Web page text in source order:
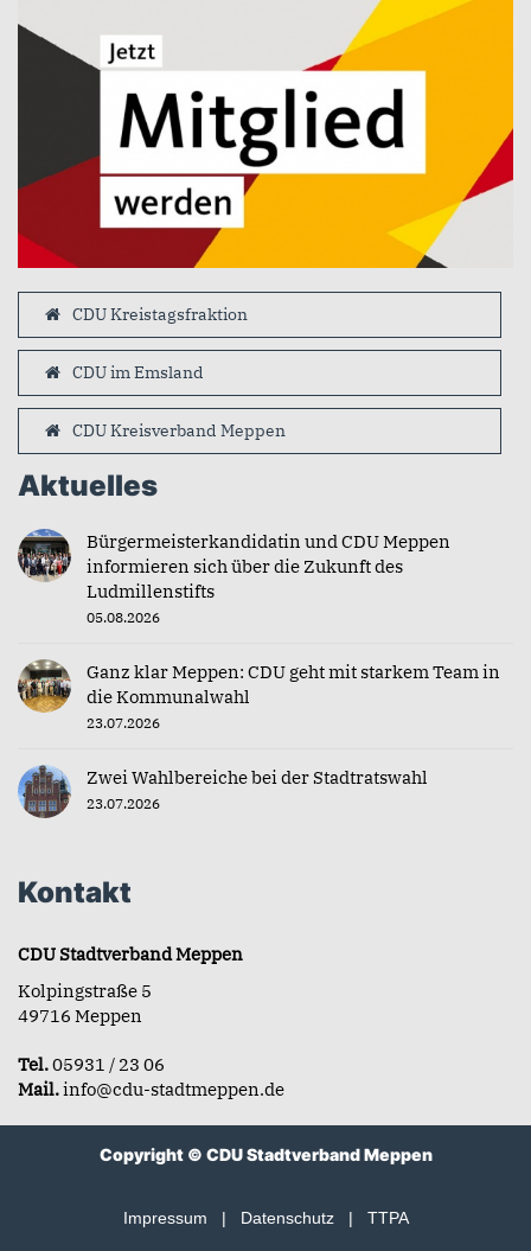
CDU Kreistagsfraktion
CDU im Emsland
CDU Kreisverband Meppen
Aktuelles
Bürgermeisterkandidatin und CDU Meppen
informieren sich über die Zukunft des
Ludmillenstifts
05.08.2026
Ganz klar Meppen: CDU geht mit starkem Team in
die Kommunalwahl
23.07.2026
Zwei Wahlbereiche bei der Stadtratswahl
23.07.2026
Kontakt
CDU Stadtverband Meppen
Kolpingstraße 5
49716 Meppen
Tel.05931 / 23 06
Mail.info@cdu-stadtmeppen.de
Copyright © CDU Stadtverband Meppen
Impressum | Datenschutz| TTPA